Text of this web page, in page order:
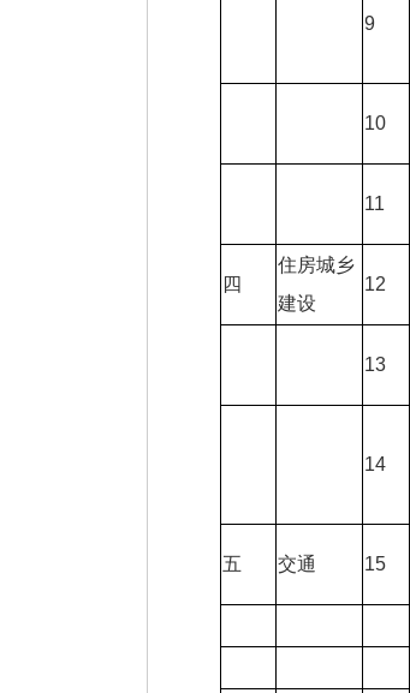
9
10
11
四
住房城乡
建设
12
13
14
五 交通 15